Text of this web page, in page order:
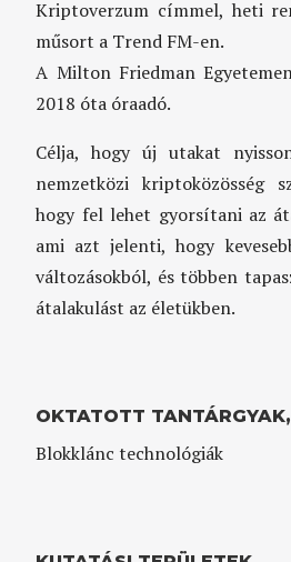
Kriptoverzum címmel, heti
műsort a Trend FM-en.
A Milton Friedman
2018 óta óraadó.
Célja, hogy új utakat
nemzetközi kriptoközösség
hogy fel lehet gyorsítani az
ami azt jelenti, hogy
változásokból, és többen
átalakulást az életükben.
OKTATOTT
Blokklánc technológiák